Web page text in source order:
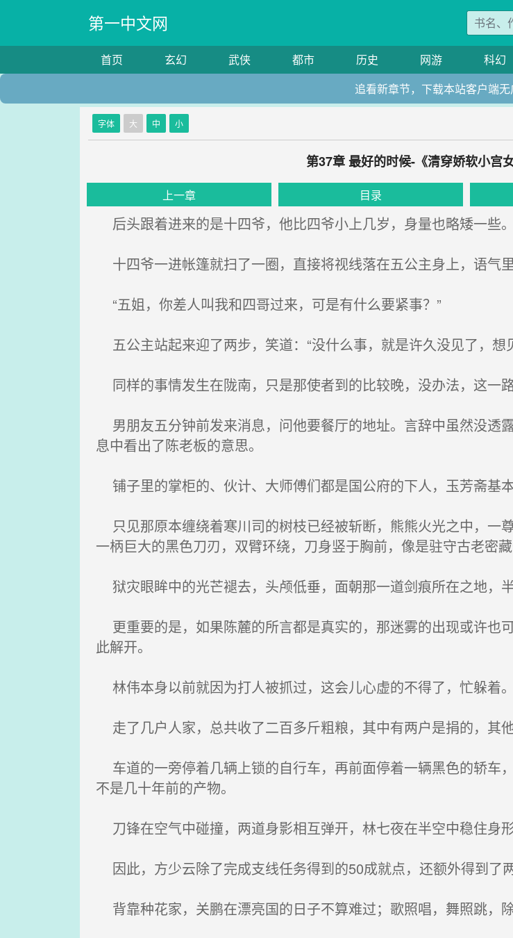
第一中文网
首页 玄幻 武侠 都市 历史 网游 科幻
追看新章节，下载本站客户端
字体 大 中 小
第37章 最好的时候-《清穿娇软小宫
上一章 目录
后头跟着进来的是十四爷，他比四爷小上几岁，身量也略矮一些。
十四爷一进帐篷就扫了一圈，直接将视线落在五公主身上，语气里
“五姐，你差人叫我和四哥过来，可是有什么要紧事？”
五公主站起来迎了两步，笑道：“没什么事，就是许久没见了，想
同样的事情发生在陇南，只是那使者到的比较晚，没办法，这一
男朋友五分钟前发来消息，问他要餐厅的地址。言辞中虽然没透
息中看出了陈老板的意思。
铺子里的掌柜的、伙计、大师傅们都是国公府的下人，玉芳斋基
只见那原本缠绕着寒川司的树枝已经被斩断，熊熊火光之中，一
一柄巨大的黑色刀刃，双臂环绕，刀身竖于胸前，像是驻守古老密藏
狱灾眼眸中的光芒褪去，头颅低垂，面朝那一道剑痕所在之地，
更重要的是，如果陈麓的所言都是真实的，那迷雾的出现或许也
此解开。
林伟本身以前就因为打人被抓过，这会儿心虚的不得了，忙躲着。
走了几户人家，总共收了二百多斤粗粮，其中有两户是捐的，其他
车道的一旁停着几辆上锁的自行车，再前面停着一辆黑色的轿车
不是几十年前的产物。
刀锋在空气中碰撞，两道身影相互弹开，林七夜在半空中稳住身
因此，方少云除了完成支线任务得到的50成就点，还额外得到了
背靠种花家，关鹏在漂亮国的日子不算难过；歌照唱，舞照跳，